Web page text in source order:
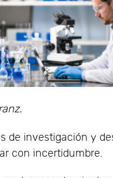
de investigación y
con incertidumbre.